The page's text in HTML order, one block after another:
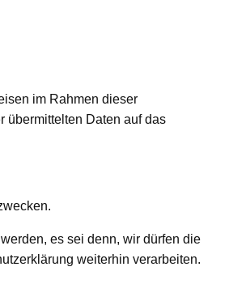
im Rahmen dieser
übermittelten Daten auf das
es sei denn, wir dürfen die
weiterhin verarbeiten.